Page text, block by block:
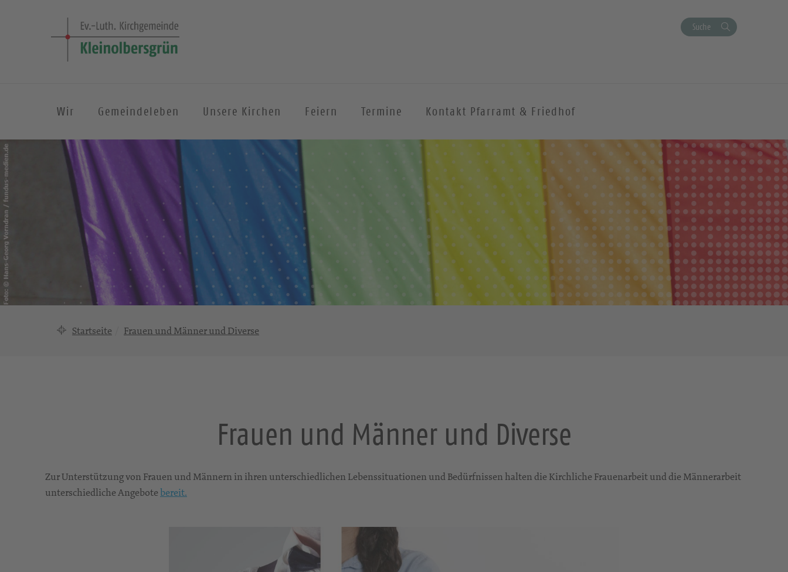
Suche
Wir Gemeindeleben Unsere Kirchen Feiern Termine Kontakt Pfarramt & Friedhof
Startseite Frauen und Männer und Diverse
Frauen und Männer und Diverse
Zur Unterstützung von Frauen und Männern in ihren unterschiedlichen Lebenssituationen und Bedürfnissen halten die Kirchliche Frauenarbeit und die Männerarbeit
unterschiedliche Angebotebereit.